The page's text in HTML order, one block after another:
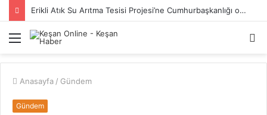
Erikli Atık Su Arıtma Tesisi Projesi’ne Cumhurbaşkanlığı onayı
Menü
Anasayfa / Gündem
Gündem